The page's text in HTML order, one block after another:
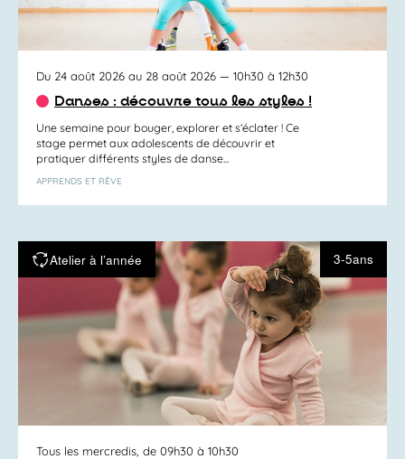
Du 24 août 2026 au 28 août 2026 — 10h30 à 12h30
Danses : découvre tous les styles !
Une semaine pour bouger, explorer et s’éclater ! Ce
stage permet aux adolescents de découvrir et
pratiquer différents styles de danse...
APPRENDS ET RÊVE
Atelier à l’année 3-5ans
Tous les mercredis, de 09h30 à 10h30